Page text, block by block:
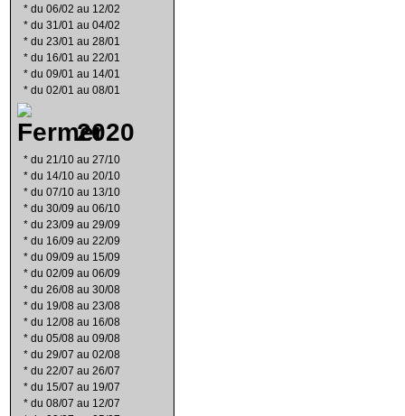
* du 06/02 au 12/02
* du 31/01 au 04/02
* du 23/01 au 28/01
* du 16/01 au 22/01
* du 09/01 au 14/01
* du 02/01 au 08/01
2020
* du 21/10 au 27/10
* du 14/10 au 20/10
* du 07/10 au 13/10
* du 30/09 au 06/10
* du 23/09 au 29/09
* du 16/09 au 22/09
* du 09/09 au 15/09
* du 02/09 au 06/09
* du 26/08 au 30/08
* du 19/08 au 23/08
* du 12/08 au 16/08
* du 05/08 au 09/08
* du 29/07 au 02/08
* du 22/07 au 26/07
* du 15/07 au 19/07
* du 08/07 au 12/07